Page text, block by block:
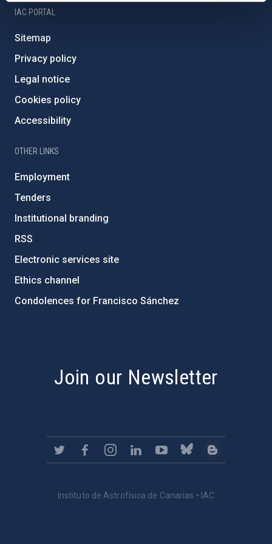
IAC PORTAL
Sitemap
Privacy policy
Legal notice
Cookies policy
Accessibility
OTHER LINKS
Employment
Tenders
Institutional branding
RSS
Electronic services site
Ethics channel
Condolences for Francisco Sánchez
Join our Newsletter
Instituto de Astrofísica de Canarias • IAC